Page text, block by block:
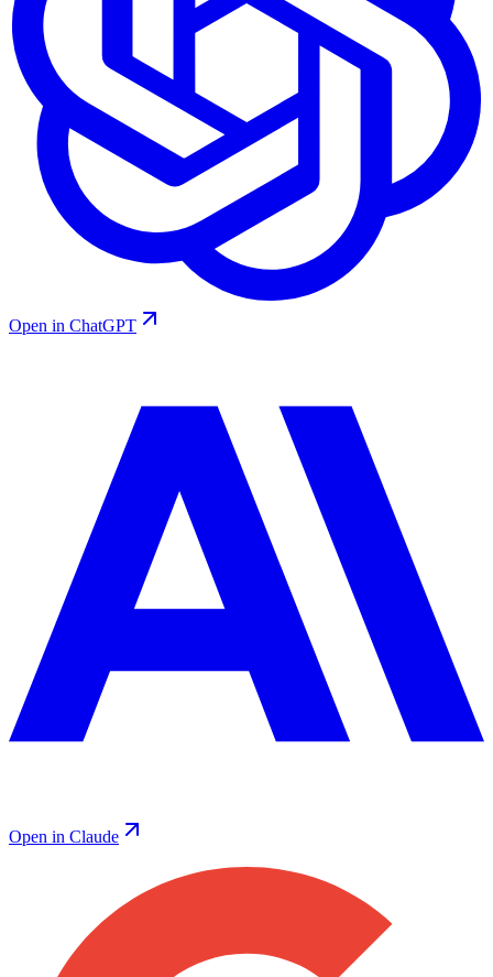
Open in ChatGPT
Open in Claude